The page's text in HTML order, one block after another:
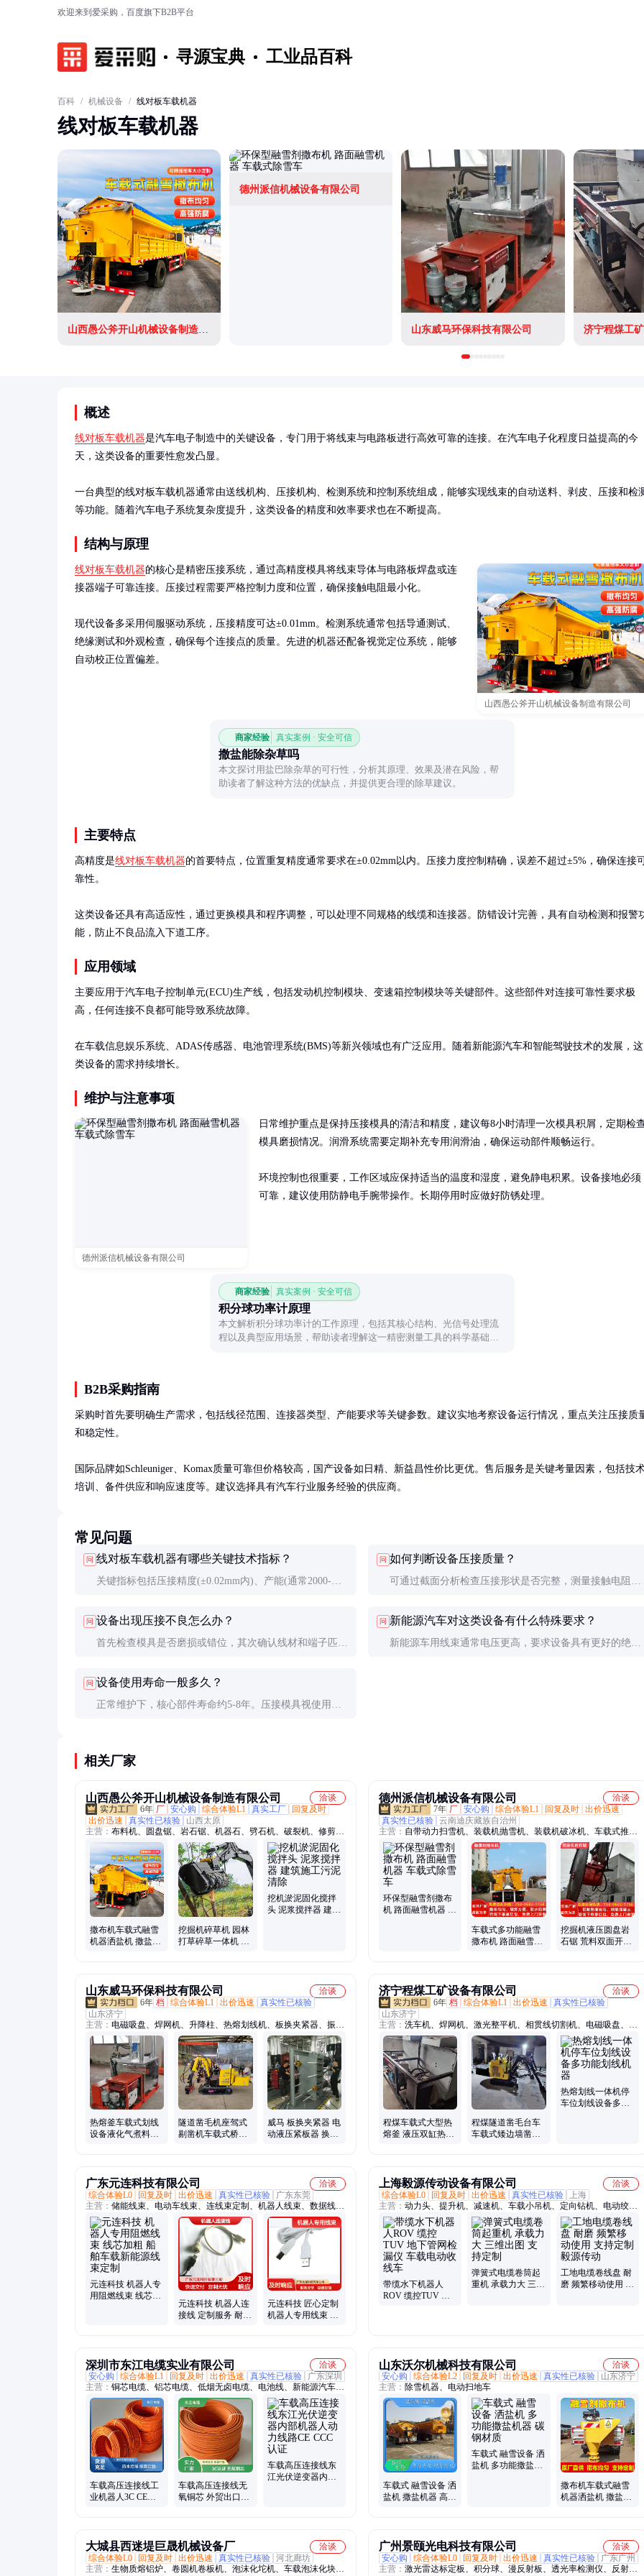
欢迎来到爱采购，百度旗下B2B平台
寻源宝典 工业品百科
百科 / 机械设备 / 线对板车载机器
线对板车载机器
山西愚公斧开山机械设备制造有限公司
德州派信机械设备有限公司
山东威马环保科技有限公司 济宁程煤工
概述
线对板车载机器是汽车电子制造中的关键设备，专门用于将线束与电路板进行高效可靠的连接。在汽车电子化程度日益提高的今
天，这类设备的重要性愈发凸显。
一台典型的线对板车载机器通常由送线机构、压接机构、检测系统和控制系统组成，能够实现线束的自动送料、剥皮、压接和检
等功能。随着汽车电子系统复杂度提升，这类设备的精度和效率要求也在不断提高。
结构与原理
山西愚公斧开山机械设备制造有限公司
线对板车载机器的核心是精密压接系统，通过高精度模具将线束导体与电路板焊盘或连
接器端子可靠连接。压接过程需要严格控制力度和位置，确保接触电阻最小化。
现代设备多采用伺服驱动系统，压接精度可达±0.01mm。检测系统通常包括导通测试、
绝缘测试和外观检查，确保每个连接点的质量。先进的机器还配备视觉定位系统，能够
自动校正位置偏差。
商家经验 真实案例 · 安全可信
撒盐能除杂草吗
本文探讨用盐巴除杂草的可行性，分析其原理、效果及潜在风险，帮
助读者了解这种方法的优缺点，并提供更合理的除草建议。
主要特点
高精度是线对板车载机器的首要特点，位置重复精度通常要求在±0.02mm以内。压接力度控制精确，误差不超过±5%，确保连接
靠性。
这类设备还具有高适应性，通过更换模具和程序调整，可以处理不同规格的线缆和连接器。防错设计完善，具有自动检测和报警
能，防止不良品流入下道工序。
应用领域
主要应用于汽车电子控制单元(ECU)生产线，包括发动机控制模块、变速箱控制模块等关键部件。这些部件对连接可靠性要求极
高，任何连接不良都可能导致系统故障。
在车载信息娱乐系统、ADAS传感器、电池管理系统(BMS)等新兴领域也有广泛应用。随着新能源汽车和智能驾驶技术的发展，这
类设备的需求持续增长。
维护与注意事项
德州派信机械设备有限公司
日常维护重点是保持压接模具的清洁和精度，建议每8小时清理一次模具积屑，定期检
模具磨损情况。润滑系统需要定期补充专用润滑油，确保运动部件顺畅运行。
环境控制也很重要，工作区域应保持适当的温度和湿度，避免静电积累。设备接地必须
可靠，建议使用防静电手腕带操作。长期停用时应做好防锈处理。
商家经验 真实案例 · 安全可信
积分球功率计原理
本文解析积分球功率计的工作原理，包括其核心结构、光信号处理流
程以及典型应用场景，帮助读者理解这一精密测量工具的科学基础与
B2B采购指南
采购时首先要明确生产需求，包括线径范围、连接器类型、产能要求等关键参数。建议实地考察设备运行情况，重点关注压接质
和稳定性。
国际品牌如Schleuniger、Komax质量可靠但价格较高，国产设备如日精、新益昌性价比更优。售后服务是关键考量因素，包括技
培训、备件供应和响应速度等。建议选择具有汽车行业服务经验的供应商。
常见问题
问 线对板车载机器有哪些关键技术指标？
关键指标包括压接精度(±0.02mm内)、产能(通常2000-
的线径和连接器类型范围)。
问 如何判断设备压接质量？
可通过截面分析检查压接形状是否完整，测量接触电阻
上)。
问 设备出现压接不良怎么办？
首先检查模具是否磨损或错位，其次确认线材和端子匹配
供技术人员分析。
问 新能源汽车对这类设备有什么特殊要求？
新能源车用线束通常电压更高，要求设备具有更好的绝缘
问 设备使用寿命一般多久？
正常维护下，核心部件寿命约5-8年。压接模具视使用频
相关厂家
山西愚公斧开山机械设备制造有限公司
洽谈
6年 厂 安心购 综合体验L1 真实工厂
回复及时
出价迅速
真实性已核验
山西太原
主营： 布料机、圆盘锯、岩石锯、机器石、劈石机、破裂机、修剪
机、伸缩臂、劈裂机、撑裂机、混凝土、割草机、膨胀机、低开石、
截桩机、石分裂、破桩机、分裂机、开采石头、隧道掘进、硬度岩
石、桩破除机、放炮开山、分裂设备、自动设备
撒布机车载式融雪
机器洒盐机 撒盐设
挖掘机碎草机 园林
打草碎草一体机 开
挖机淤泥固化搅拌
头 泥浆搅拌器 建筑
德州派信机械设备有限公司
洽谈
7年 厂 安心购 综合体验L1 回复及时 出价迅速
真实性已核验 云南迪庆藏族自治州
主营： 自带动力扫雪机、装载机抛雪机、装载机破冰机、车载式推雪
铲、车载式扫雪机、钻裂一体机、挖掘机岩石锯、挖掘机破碎斗、挖
掘机筛分斗、挖掘机开沟机、挖改钻机、岩石劈裂机、非固化喷涂
机、挖掘机电杆夹、挖掘机碎草机、护栏清洗机、挖掘机碎木机、挖
掘机抱夹锯、淤泥固化搅拌头、挖掘机滚筒夯、挖掘机旋耕机、螺旋
方孔钻机、岩石劈裂棒、高速公路绿篱修剪机、马路吹风机
环保型融雪剂撒布
机 路面融雪机器 车
车载式多功能融雪
撒布机 路面融雪机
挖掘机液压圆盘岩
石锯 荒料双面开山
山东威马环保科技有限公司
洽谈
6年 档 综合体验L1 出价迅速
真实性已核验
山东济宁
主营： 电磁吸盘、焊网机、升降柱、热熔划线机、板换夹紧器、振动
夯、锚索切割机、皮带取样器、顶管机、破碎锤、铣挖机、贝壳斗、
隧道凿毛机、螺旋钻机、污水处理设备、电动叉车、打桩机、智能张
拉设备、劈裂机、液压扳手、液压剪、生物质燃烧机、劈裂棒、自卸
式路面清扫车、洗车机
热熔釜车载式划线
设备液化气煮料机
隧道凿毛机座驾式
剔凿机车载式桥梁
威马 板换夹紧器 电
动液压紧板器 换热
济宁程煤工矿设备有限公司
洽谈
6年 档 综合体验L1 出价迅速
真实性已核验
山东济宁
主营： 洗车机、焊网机、激光整平机、相贯线切割机、电磁吸盘、液
压扳手、劈裂枪、破拆工具组、液压剪、智能张拉设备、蒸汽养护
机、筛分斗、铣挖机、螺旋钻机、锚索切割机、滚筒夯、劈裂棒、破
碎斗、绳锯机、板换夹紧器、液压渣浆泵、单轨运输车、生物质燃烧
机、避障式割草机、破碎锤
程煤车载式大型热
熔釜 液压双缸热熔
程煤隧道凿毛台车
车载式矮边墙凿毛
热熔划线一体机停
车位划线设备多功
广东元连科技有限公司
洽谈
综合体验L0
回复及时 出价迅速 真实性已核验
广东东莞
主营： 储能线束、电动车线束、连线束定制、机器人线束、数据线定
制、辅助线束定制
元连科技 机器人专
用阻燃线束 线芯加
元连科技 机器人连
接线 定制服务 耐油
元连科技 匠心定制
机器人专用线束 车
上海毅源传动设备有限公司
洽谈
综合体验L0
回复及时 出价迅速 真实性已核验
上海
主营： 动力头、提升机、减速机、车载小吊机、定向钻机、电动绞
盘、行星齿轮、钻井平台、泵车回转、提升绞车、汽车绞盘、总成轴
承、液压绞盘、总成太阳轮、钻通非开挖、绞盘尼龙绳、越野车绞
盘、车改装绞盘、液压卷扬机、插秧机绞盘、机械排绳器、拖拉机货
车、水平定向钻、绞盘平板拖车、输出轴行星架
带缆水下机器人
ROV 缆控TUV 地
弹簧式电缆卷筒起
重机 承载力大 三维
工地电缆卷线盘 耐
磨 频繁移动使用 支
深圳市东江电缆实业有限公司
洽谈
安心购
综合体验L1 回复及时 出价迅速 真实性已核验
广东深圳
主营： 铜芯电缆、铝芯电缆、低烟无卤电缆、电池线、新能源汽车高
压屏蔽线、储能线、护套线、EVR电线、BVR电线、EV线、焊把
线、BV绝缘导线、屏蔽线、电源线、RV铜芯软电线、BVV布电线、
光伏线缆、RVS通信消防线、高压屏蔽线、阻燃耐火电缆、YJV交联
聚乙烯电缆、RVV电缆
车载高压连接线工
业机器人3C CE认
车载高压连接线无
氧铜芯 外贸出口工
车载高压连接线东
江光伏逆变器内部
山东沃尔机械科技有限公司
洽谈
安心购
综合体验L2 回复及时 出价迅速 真实性已核验
山东济宁
主营： 除雪机器、电动扫地车
车载式 融雪设备 洒
盐机 撒盐机器 高度
车载式 融雪设备 洒
盐机 多功能撒盐机
撒布机车载式融雪
机器洒盐机 撒盐设
大城县西迷堤巨晟机械设备厂
洽谈
综合体验L0
回复及时 出价迅速 真实性已核验 河北廊坊
主营： 生物质熔铝炉、卷圆机卷板机、泡沫化坨机、车载泡沫化块
广州景颐光电科技有限公司
洽谈
安心购
综合体验L0 回复及时 出价迅速 真实性已核验
广东广州
主营： 激光雷达标定板、积分球、漫反射板、透光率检测仪、反射率